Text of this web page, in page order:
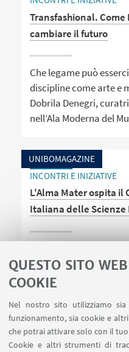
QUESTO SITO
COOKIE
Nel nostro sito utilizziamo
funzionamento, sia cookie e
che potrai attivare solo con il
Cookie e altri strumenti di
Transfashional. Come
cambiare il futuro
Che legame può
discipline come arte e
Dobrila Denegri,
nell’Ala Moderna del
UNIBOMAGAZINE
INCONTRI E INIZIATIVE
L'Alma Mater ospita il
Italiana delle Scienze
esperti italiani di